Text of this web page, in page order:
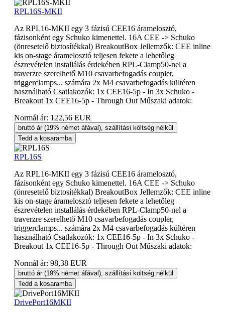
RPL16S-MKII
Az RPL16-MKII egy 3 fázisú CEE16 áramelosztó,
fázisonként egy Schuko kimenettel. 16A CEE -> Schuko
(önresetelő biztosítékkal) BreakoutBox Jellemzők: CEE inline
kis on-stage áramelosztó teljesen fekete a lehetőleg
észrevételen installálás érdekében RPL-Clamp50-nel a
traverzre szerelhető M10 csavarbefogadás coupler,
triggerclamps... számára 2x M4 csavarbefogadás kültéren
használható Csatlakozók: 1x CEE16-5p - In 3x Schuko -
Breakout 1x CEE16-5p - Through Out Műszaki adatok:
Normál ár: 122,56 EUR
bruttó ár (19% német áfával), szállítási költség nélkül
Tedd a kosaramba
RPL16S
Az RPL16-MKII egy 3 fázisú CEE16 áramelosztó,
fázisonként egy Schuko kimenettel. 16A CEE -> Schuko
(önresetelő biztosítékkal) BreakoutBox Jellemzők: CEE inline
kis on-stage áramelosztó teljesen fekete a lehetőleg
észrevételen installálás érdekében RPL-Clamp50-nel a
traverzre szerelhető M10 csavarbefogadás coupler,
triggerclamps... számára 2x M4 csavarbefogadás kültéren
használható Csatlakozók: 1x CEE16-5p - In 3x Schuko -
Breakout 1x CEE16-5p - Through Out Műszaki adatok:
Normál ár: 98,38 EUR
bruttó ár (19% német áfával), szállítási költség nélkül
Tedd a kosaramba
DrivePort16MKII